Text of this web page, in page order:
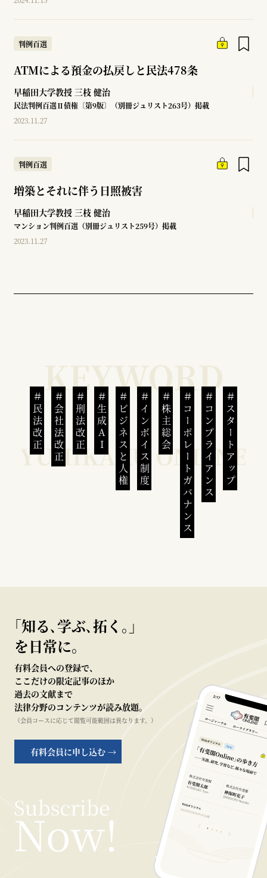
判例百選
ATMによる預金の払戻しと民法478条
早稲田大学教授 三枝 健治
民法判例百選Ⅱ債権〔第9版〕（別冊ジュリスト263号）掲載
2023.11.27
判例百選
増築とそれに伴う日照被害
早稲田大学教授 三枝 健治
マンション判例百選（別冊ジュリスト259号）掲載
2023.11.27
民法改正 会社法改正 刑法改正 生成AI ビジネスと人権インボイス制度 株主総会 コーポレートガバナンスコンプライアンススタートアップ
｢知る､学ぶ､拓く｡｣
を日常に。
有料会員への登録で、
ここだけの限定記事のほか
過去の文献まで
法律分野のコンテンツが読み放題。
（会員コースに応じて閲覧可能範囲は異なります。）
有料会員に申し込む →